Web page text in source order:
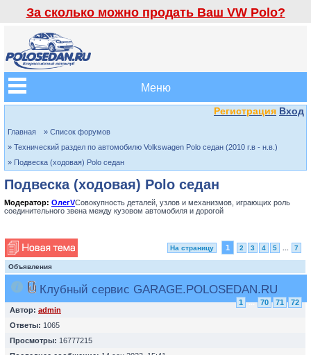
За сколько можно продать Ваш VW Polo?
Меню
Регистрация Вход
Главная
» Список форумов
» Технический раздел по автомобилю Volkswagen Polo седан (2010 г.в - н.в.)
» Подвеска (ходовая) Polo седан
Подвеска (ходовая) Polo седан
Модератор: ОлегVСовокупность деталей, узлов и механизмов, играющих роль
соединительного звена между кузовом автомобиля и дорогой
На страницу 1 2 3 4 5 7
Объявления
Клубный сервис GARAGE.POLOSEDAN.RU
1 ... 70 71
72
Автор: admin
Ответы: 1065
Просмотры: 16777215